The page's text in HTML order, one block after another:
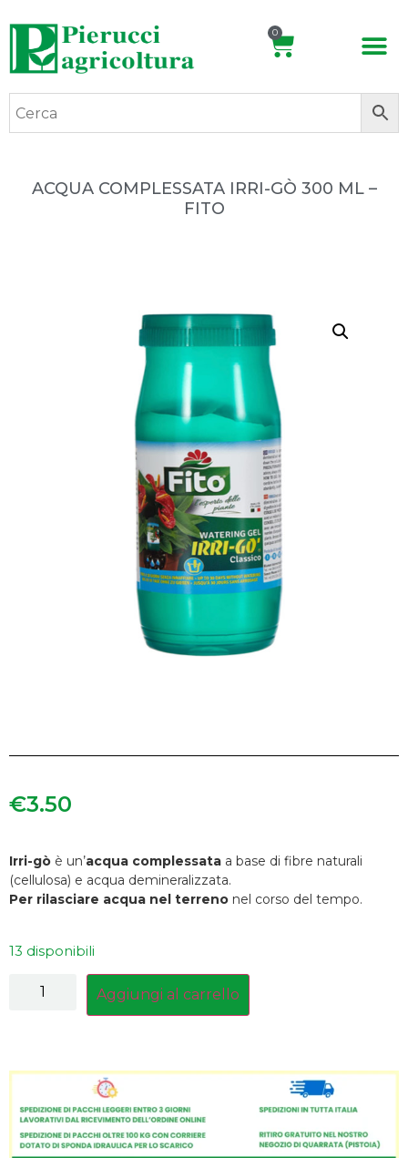
0
ACQUA COMPLESSATA IRRI-GÒ 300 ML –
FITO
€3.50
Irri-gò è un’acqua complessata a base di fibre naturali
(cellulosa) e acqua demineralizzata.
Per rilasciare acqua nel terreno nel corso del tempo.
13 disponibili
Aggiungi al carrello